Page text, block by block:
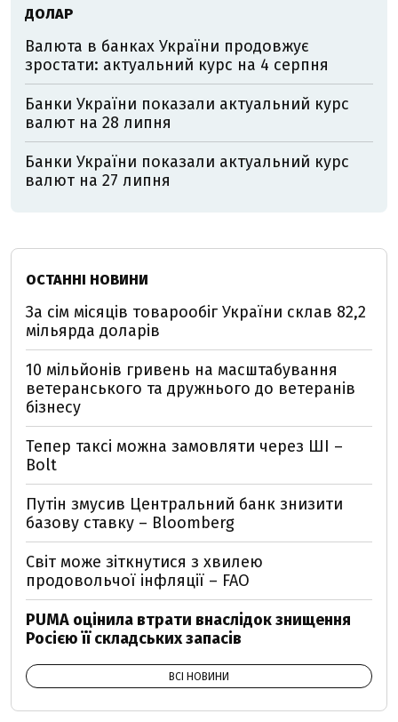
ДОЛАР
Валюта в банках України продовжує
зростати: актуальний курс на 4 серпня
Банки України показали актуальний курс
валют на 28 липня
Банки України показали актуальний курс
валют на 27 липня
ОСТАННІ НОВИНИ
За сім місяців товарообіг України склав 82,2
мільярда доларів
10 мільйонів гривень на масштабування
ветеранського та дружнього до ветеранів
бізнесу
Тепер таксі можна замовляти через ШІ –
Bolt
Путін змусив Центральний банк знизити
базову ставку – Bloomberg
Світ може зіткнутися з хвилею
продовольчої інфляції – FAO
PUMA оцінила втрати внаслідок знищення
Росією її складських запасів
ВСІ НОВИНИ